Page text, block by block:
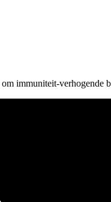
immuniteit-verhogende